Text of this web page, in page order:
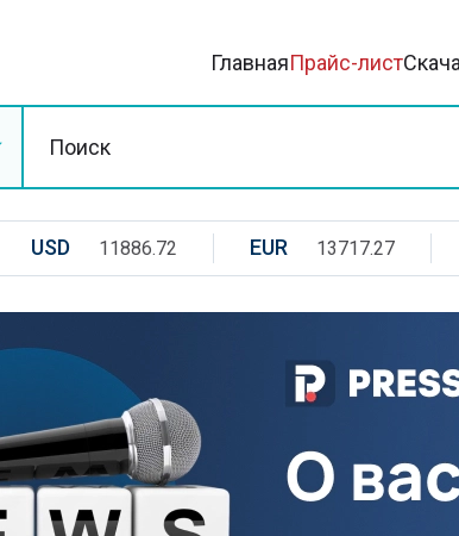
ГлавнаяПрайс-лист
USD 11886.72 EUR 13717.27